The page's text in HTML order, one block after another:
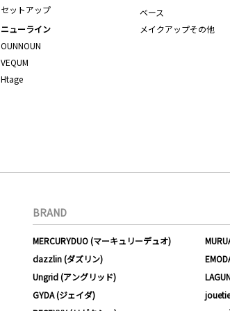
ベース
メイクアップその他
セットアップ
ニューライン
OUNNOUN
VEQUM
Htage
BRAND
MERCURYDUO (マーキュリーデュオ)
dazzlin (ダズリン)
Ungrid (アングリッド)
GYDA (ジェイダ)